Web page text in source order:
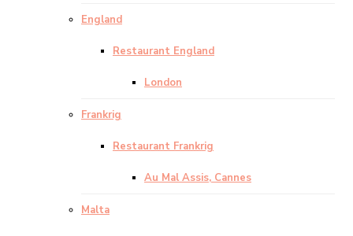
England
Restaurant England
London
Frankrig
Restaurant Frankrig
Au Mal Assis, Cannes
Malta